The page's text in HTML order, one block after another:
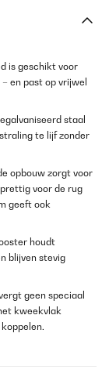
is geschikt voor
en past op vrijwel
staal
te lijf zonder
opbouw zorgt voor
voor de rug
geeft ook
houdt
blijven stevig
geen speciaal
kweekvlak